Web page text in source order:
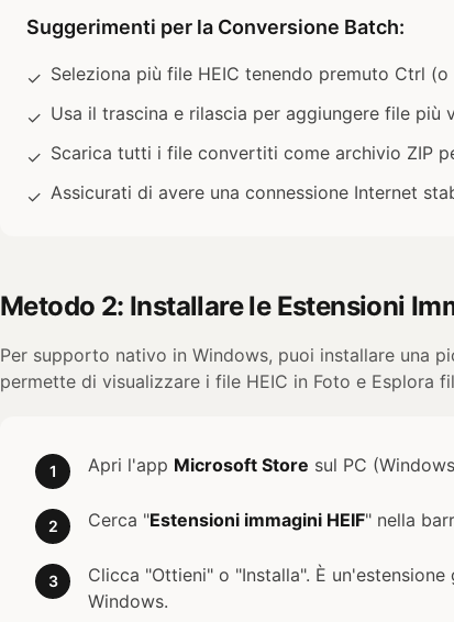
Suggerimenti per la Conversione Batch:
✓ Seleziona più file HEIC tenendo premuto Ctrl
✓ Usa il trascina e rilascia per aggiungere file più
✓ Scarica tutti i file convertiti come archivio ZIP
✓ Assicurati di avere una connessione Internet
Metodo 2: Installare le Estensioni
Per supporto nativo in Windows, puoi installare una
permette di visualizzare i file HEIC in Foto e Esplora
1 Apri l'app Microsoft Store sul PC
2 Cerca "Estensioni immagini HEIF" nella
3
Clicca "Ottieni" o "Installa". È
Windows.